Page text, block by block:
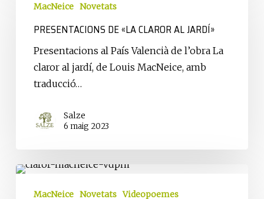
claror
jardí»
MacNeice Novetats
PRESENTACIONS DE «LA CLAROR AL JARDÍ»
Presentacions al País Valencià de l’obra La
claror al jardí, de Louis MacNeice, amb
traducció…
Salze
6 maig 2023
La
clarorMacNeice Novetats Videopoemes